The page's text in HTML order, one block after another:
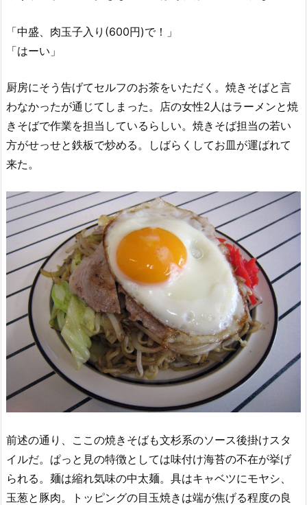
「中盛、肉玉子入り(600円)で！」
「はーい」
厨房にそう告げてセルフのお茶をいただく。焼きそばと言
わなかったが通じてしまった。店の女性2人はラーメンと焼
きそばで作業を担当しているらしい。焼きそば担当の若い
方がせっせと鉄板で炒める。しばらくしてお皿が運ばれて
来た。
前述の通り、ここの焼きそばも文杉系のソース後掛けスタ
イルだ。ぱっと見の特徴としては味付け海苔の不在が挙げ
られる。麺は縮れ気味の中太麺。具はキャベツにモヤシ、
玉葱と豚肉。トッピングの目玉焼きは端が焦げる程度の良